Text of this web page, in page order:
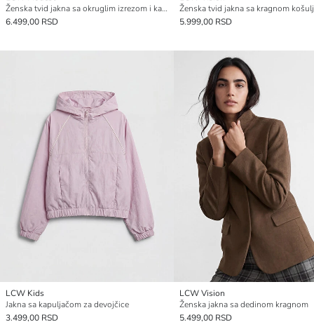
Ženska tvid jakna sa okruglim izrezom i kariranim dezenom
6.499,00 RSD
Ženska tvid jakna sa kragnom
5.999,00 RSD
LCW Kids
Jakna sa kapuljačom za devojčice
3.499,00 RSD
LCW Vision
Ženska jakna sa dedinom kragnom
5.499,00 RSD